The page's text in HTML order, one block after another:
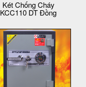
Két Chống Cháy
KCC110 DT Đồng